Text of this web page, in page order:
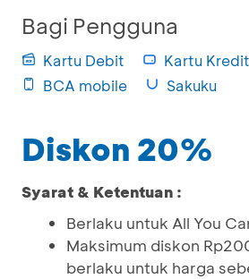
Bagi Pengguna
Kartu Debit Kartu Kredit
BCA mobile
Sakuku
Diskon 20%
Syarat & Ketentuan :
Berlaku untuk All You
Maksimum diskon
berlaku untuk harga